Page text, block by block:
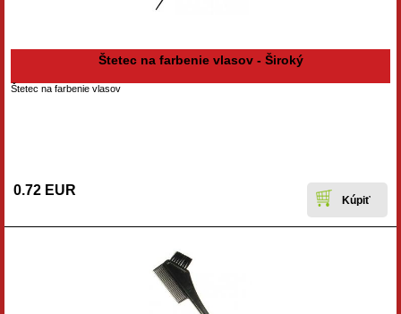
Štetec na farbenie vlasov - Široký
Štetec na farbenie vlasov
0.72 EUR